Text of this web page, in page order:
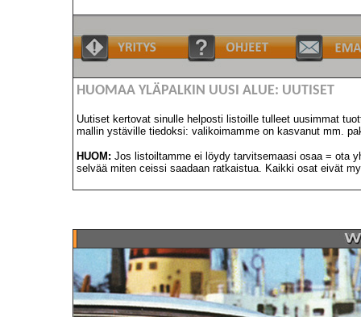
HUOMAA YLÄPALKIN UUSI ALUE: UUTISET
Uutiset kertovat sinulle helposti listoille tulleet uusimmat
mallin ystäville tiedoksi: valikoimamme on kasvanut mm.
HUOM: Jos listoiltamme ei löydy tarvitsemaasi osaa = ota
selvää miten ceissi saadaan ratkaistua. Kaikki osat eivät